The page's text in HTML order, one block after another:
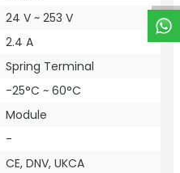
24 V ~ 253 V
2.4 A
Spring Terminal
-25°C ~ 60°C
Module
-
CE, DNV, UKCA